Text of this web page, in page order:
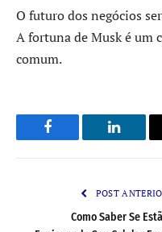
O futuro dos negócios
A fortuna de Musk é um
comum.
Facebook
POST
Como Saber Se